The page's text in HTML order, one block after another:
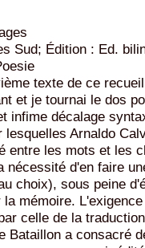
Sud; Édition : Ed.
texte de ce
et je tournai le dos
infime décalage
lesquelles Arnaldo
entre les mots et les
nécessité d'en faire
choix), sous peine
la mémoire.
celle de la
Bataillon a consacré